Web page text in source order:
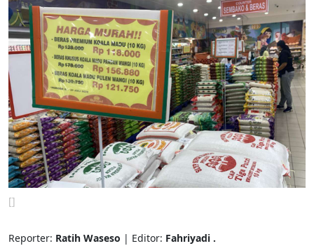
[]
Reporter: Ratih Waseso | Editor: Fahriyadi .